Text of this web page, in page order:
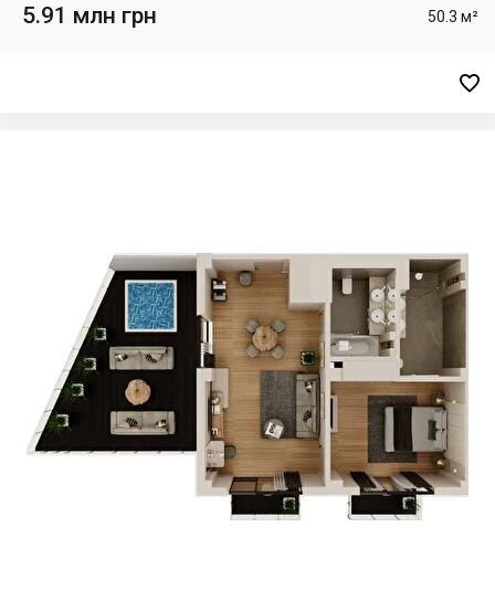
5.91 млн грн 50.3 м²
